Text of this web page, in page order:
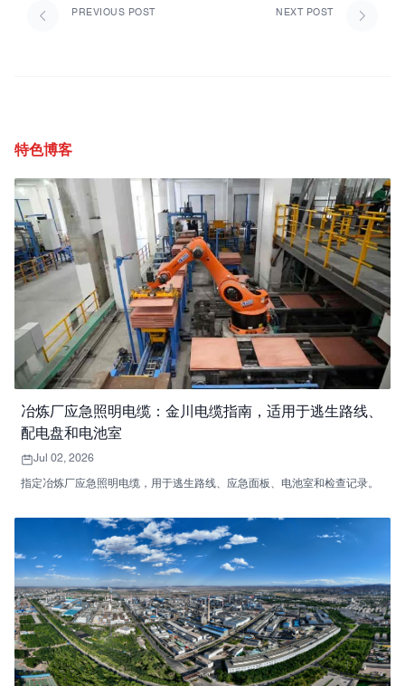
PREVIOUS POST NEXT POST
特色博客
冶炼厂应急照明电缆：金川电缆指南，适用于逃生路线、
配电盘和电池室
Jul 02, 2026
指定冶炼厂应急照明电缆，用于逃生路线、应急面板、电池室和检查记录。